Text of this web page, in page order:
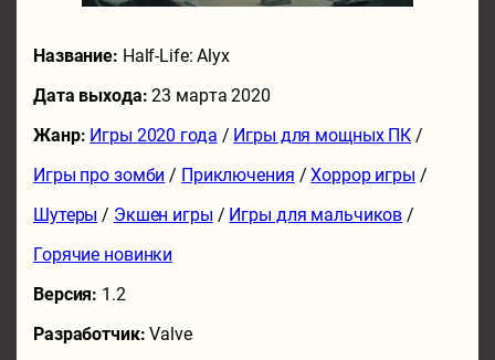
Название: Half-Life: Alyx
Дата выхода:23 марта 2020
Жанр: Игры 2020 года / Игры для мощных ПК /
Игры про зомби / Приключения /Хоррор игры /
Шутеры / Экшен игры / Игры для мальчиков /
Горячие новинки
Версия: 1.2
Разработчик:Valve